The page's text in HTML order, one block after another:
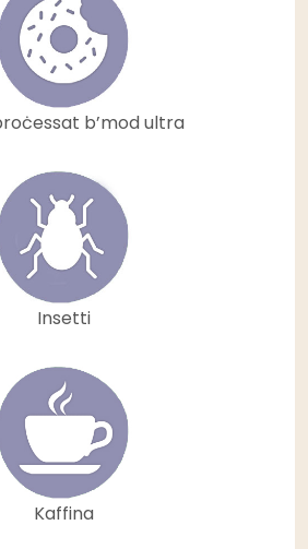
b’mod ultra
Insetti
Kaffina